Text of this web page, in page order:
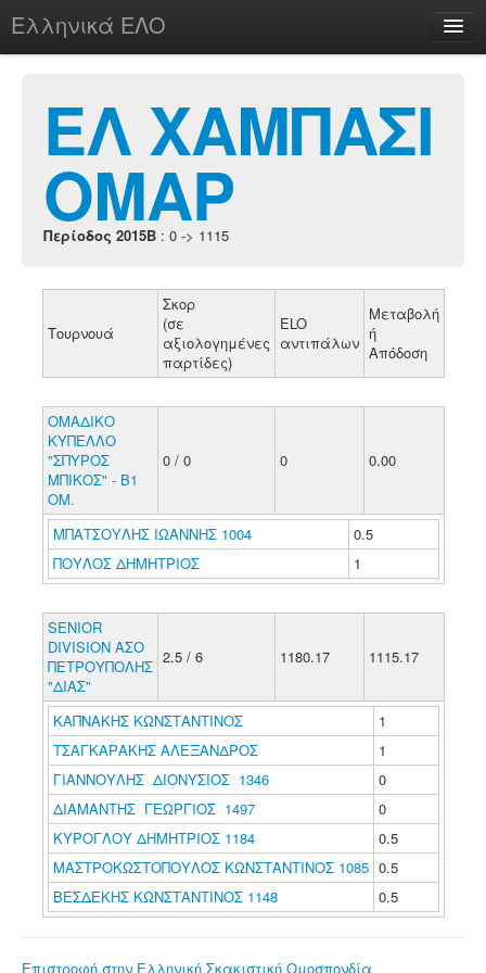
Ελληνικά ΕΛΟ
chesstu.be @ discord
Login
ΕΛ ΧΑΜΠΑΣΙ
ΟΜΑΡ
Περίοδος 2015B : 0 -> 1115
Τουρνουά
Σκορ
(σε
αξιολογημένες
παρτίδες)
ELO
αντιπάλων
Μεταβολή
ή
Απόδοση
ΟΜΑΔΙΚΟ
ΚΥΠΕΛΛΟ
"ΣΠΥΡΟΣ
ΜΠΙΚΟΣ" - Β1
ΟΜ.
0 / 0 0 0.00
ΜΠΑΤΣΟΥΛΗΣ ΙΩΑΝΝΗΣ 1004
0.5
ΠΟΥΛΟΣ ΔΗΜΗΤΡΙΟΣ
1
SENIOR
DIVISION ΑΣΟ
ΠΕΤΡΟΥΠΟΛΗΣ
"ΔΙΑΣ"
2.5 / 6 1180.17 1115.17
ΚΑΠΝΑΚΗΣ ΚΩΝΣΤΑΝΤΙΝΟΣ
1
ΤΣΑΓΚΑΡΑΚΗΣ ΑΛΕΞΑΝΔΡΟΣ
1
ΓΙΑΝΝΟΥΛΗΣ ΔΙΟΝΥΣΙΟΣ 1346
0
ΔΙΑΜΑΝΤΗΣ ΓΕΩΡΓΙΟΣ 1497
0
ΚΥΡΟΓΛΟΥ ΔΗΜΗΤΡΙΟΣ 1184
0.5
ΜΑΣΤΡΟΚΩΣΤΟΠΟΥΛΟΣ ΚΩΝΣΤΑΝΤΙΝΟΣ 1085 0.5
ΒΕΣΔΕΚΗΣ ΚΩΝΣΤΑΝΤΙΝΟΣ 1148
0.5
Επιστροφή στην Ελληνική Σκακιστική Ομοσπονδία